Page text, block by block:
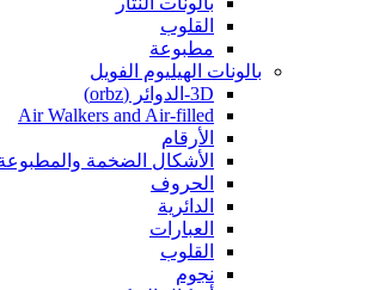
القلوب
مطبوعة
بالونات الهيليوم الفويل
3D-الدوائر (orbz)
Air Walkers and Air-filled
الأرقام
الأشكال الضخمة
الحروف
الدائرية
العبارات
القلوب
نجوم